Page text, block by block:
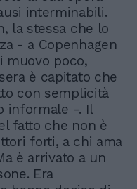
interminabili.
la stessa che lo
- a Copenhagen
muovo poco,
è capitato che
con semplicità
informale -. Il
fatto che non è
forti, a chi ama
è arrivato a un
Era